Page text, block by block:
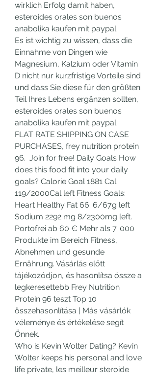
wirklich Erfolg damit haben,
esteroides orales son buenos
anabolika kaufen mit paypal.
Es ist wichtig zu wissen, dass die
Einnahme von Dingen wie
Magnesium, Kalzium oder Vitamin
D nicht nur kurzfristige Vorteile sind
und dass Sie diese für den größten
Teil Ihres Lebens ergänzen sollten,
esteroides orales son buenos
anabolika kaufen mit paypal.
FLAT RATE SHIPPING ON CASE
PURCHASES, frey nutrition protein
96.  Join for free! Daily Goals How
does this food fit into your daily
goals? Calorie Goal 1881 Cal
119/2000Cal left Fitness Goals:
Heart Healthy Fat 66. 6/67g left
Sodium 2292 mg 8/2300mg left.
Portofrei ab 60 € Mehr als 7. 000
Produkte im Bereich Fitness,
Abnehmen und gesunde
Ernährung. Vásárlás előtt
tájékozódjon, és hasonlítsa össze a
legkeresettebb Frey Nutrition
Protein 96 teszt Top 10
összehasonlítása | Más vásárlók
véleménye és értékelése segít
Önnek.
Who is Kevin Wolter Dating? Kevin
Wolter keeps his personal and love
life private, les meilleur steroide